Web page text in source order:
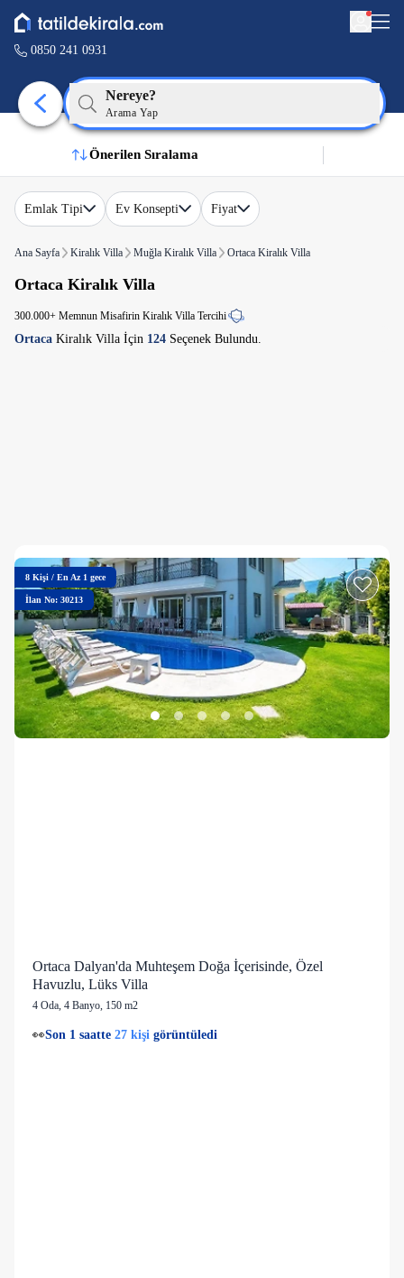
0850 241 0931
Nereye?
Arama Yap
Önerilen Sıralama
Emlak Tipi Ev Konsepti Fiyat
Ana Sayfa Kiralık Villa Muğla Kiralık Villa Ortaca Kiralık Villa
Ortaca Kiralık Villa
300.000+ Memnun Misafirin Kiralık Villa Tercihi
Ortaca Kiralık Villa İçin 124 Seçenek Bulundu.
8 Kişi / En Az 1 gece
İlan No: 30213
Ortaca Dalyan'da Muhteşem Doğa İçerisinde, Özel
Havuzlu, Lüks Villa
4 Oda, 4 Banyo, 150 m2
💙2 kişifavorilere ekledi